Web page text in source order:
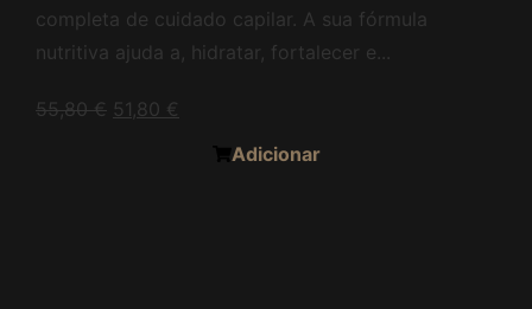
completa de cuidado capilar. A sua fórmula
nutritiva ajuda a, hidratar, fortalecer e...
55,80€ 51,80 €
Adicionar